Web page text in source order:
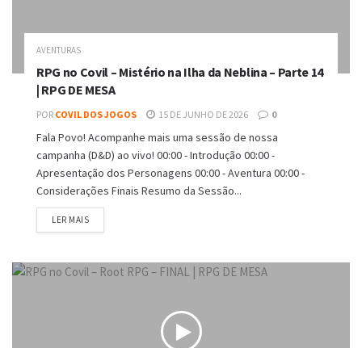
AVENTURAS
RPG no Covil – Mistério na Ilha da Neblina – Parte 14
| RPG DE MESA
POR COVIL DOS JOGOS 15 DE JUNHO DE 2026 0
Fala Povo! Acompanhe mais uma sessão de nossa
campanha (D&D) ao vivo! 00:00 - Introdução 00:00 -
Apresentação dos Personagens 00:00 - Aventura 00:00 -
Considerações Finais Resumo da Sessão...
LER MAISDETAILS